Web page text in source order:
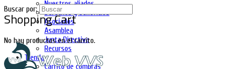
Nuestros aliados
Derechos y beneficios
Asociados
Asamblea
Junta Directiva
Recursos
Tienda
Carrito de compras
Shopping Cart
No hay productos en el carrito.
Buscar por: